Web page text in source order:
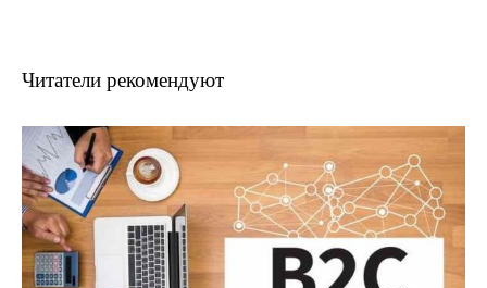
Читатели рекомендуют